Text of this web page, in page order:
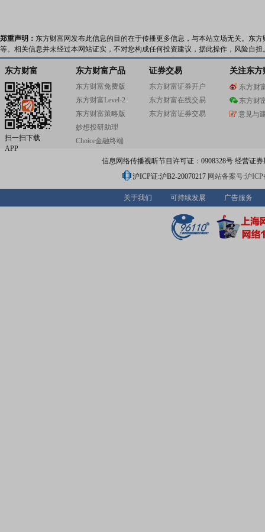
郑重声明： 东方财富网发布此信息的目的在于传播更多信息，与本站立场无关。东
等。相关信息并未经过本网站证实，不对您构成任何投资建议，据此操作，风险自担